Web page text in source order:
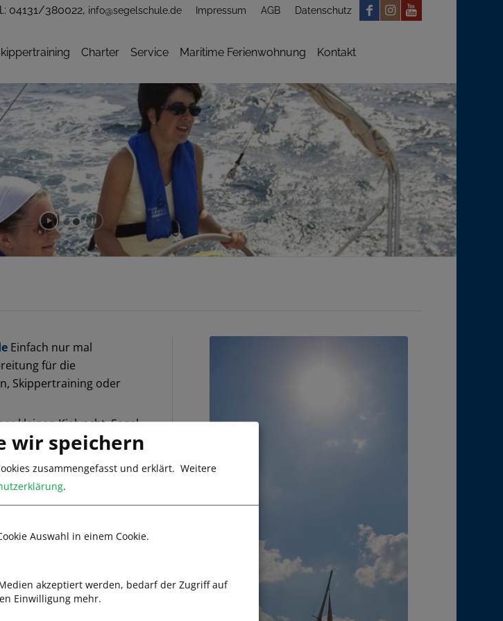
Impressum AGB Datenschutz
04131/380022, info@segelschule.de
Charter Service Maritime Ferienwohnung Kontakt
Einfach nur mal
für die
Skippertraining oder
kleinen Kielyacht, Segel-
Travemünde bei externer
Travemünde in den
Yacht oder SKS.
den NOK.
für angehende
von Mallorca, geht
der Ostküste Mallorcas.
wir speichern
zusammengefasst und erklärt. Weitere
.
Auswahl in einem Cookie.
akzeptiert werden, bedarf der Zugriff auf
Einwilligung mehr.